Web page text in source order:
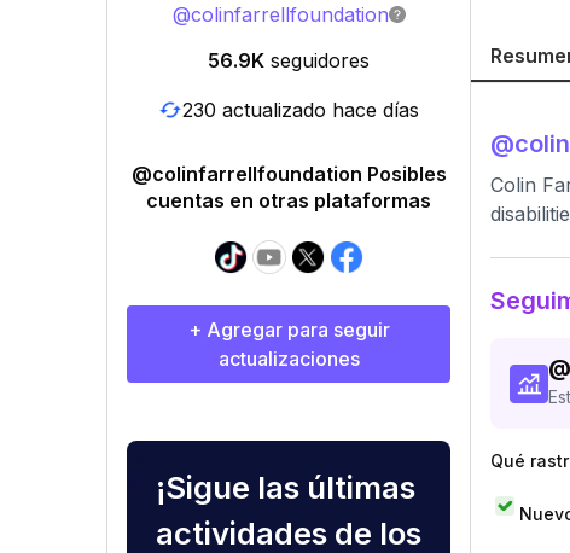
@colinfarrellfoundation
56.9K seguidores
230 actualizado hace días
@colinfarrellfoundation Posibles
cuentas en otras plataformas
+ Agregar para seguir
actualizaciones
¡Sigue las últimas
actividades de los
@
Colin
@
Qué